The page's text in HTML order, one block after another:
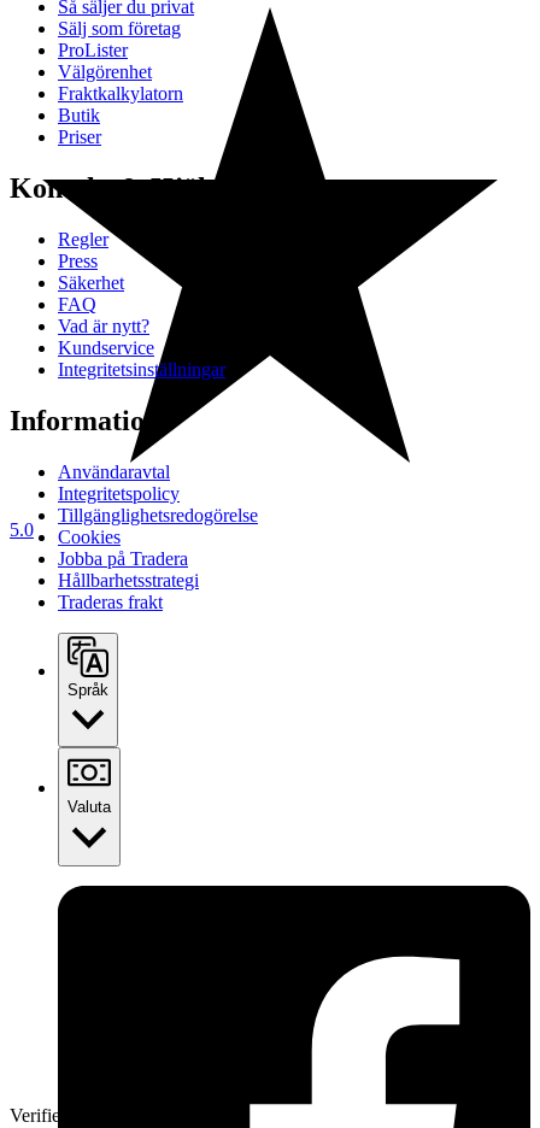
5.0
Verifierad
Så säljer du privat
Sälj som företag
ProLister
Välgörenhet
Fraktkalkylatorn
Butik
Priser
Kontakt & Hjälp
Regler
Press
Säkerhet
FAQ
Vad är nytt?
Kundservice
Integritetsinställningar
Information
Användaravtal
Integritetspolicy
Tillgänglighetsredogörelse
Cookies
Jobba på Tradera
Hållbarhetsstrategi
Traderas frakt
Språk
Valuta